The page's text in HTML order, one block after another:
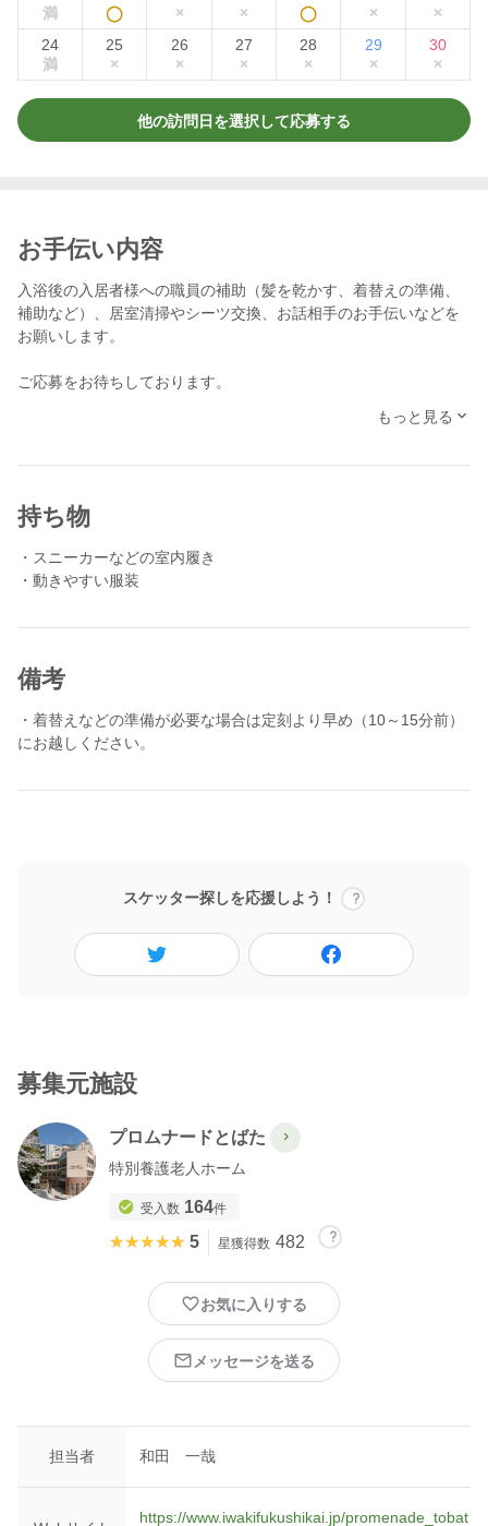
満
◯
×
×
◯
×
×
24
満
25
×
26
×
27
×
28
×
29
×
30
×
他の訪問日を選択して応募する
お手伝い内容
入浴後の入居者様への職員の補助（髪を乾かす、着替えの準備、
補助など）、居室清掃やシーツ交換、お話相手のお手伝いなどを
お願いします。
ご応募をお待ちしております。
もっと見る
持ち物
・スニーカーなどの室内履き
・動きやすい服装
備考
・着替えなどの準備が必要な場合は定刻より早め（10～15分前）
にお越しください。
スケッター探しを応援しよう！
募集元施設
プロムナードとばた
特別養護老人ホーム
受入数 164件
★★★★★
★★★★★ 5 星獲得数 482
お気に入りする
メッセージを送る
担当者 和田 一哉
https://www.iwakifukushikai.jp/promenade_tobat